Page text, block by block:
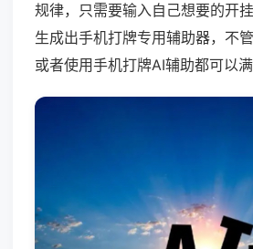
规律，只需要输入自己想要的开
生成出手机打牌专用辅助器，不
或者使用手机打牌AI辅助都可以满